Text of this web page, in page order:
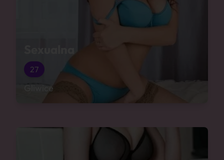
27
Gliwice